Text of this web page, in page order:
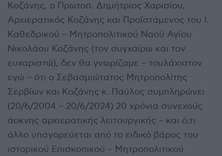
Κοζάνης, ο Πρωτοπ. Δημήτριος Χαρισίου,
Αρχιερατικός Κοζάνης και Προϊστάμενος του Ι.
Καθεδρικού – Μητροπολιτικού Ναού Αγίου
Νικολάου Κοζάνης (τον συγχαίρω και τον
ευχαριστώ), δεν θα γνωρίζαμε – τουλάχιστον
εγώ – ότι ο Σεβασμιώτατος Μητροπολίτης
Σερβίων και Κοζάνης κ. Παύλος συμπληρώνει
(20/6/2004 – 20/6/2024) 20 χρόνια συνεχούς
άοκνης αρχιερατικής λειτουργικής – και ό,τι
άλλο υπαγορεύεται από το ειδικό βάρος του
ιστορικού Επισκοπικού – Μητροπολιτικού